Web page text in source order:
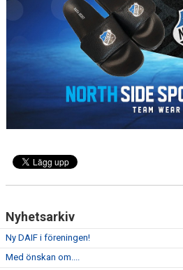
ÖVERGÅNGAR OCH PROVSPEL
FÖRSÄKRING
SVENSK HOCKEY TV
MEDLEMSHOCKEY
SCHEMA NACKA SKILLS 2026
SCHEMA HOCKEY IQ-CAMP
Nyhetsarkiv
Ny DAIF i föreningen!
Med önskan om....